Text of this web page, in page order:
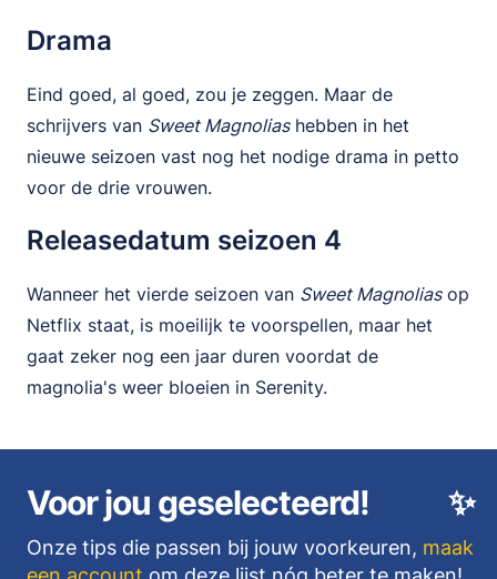
Drama
Eind goed, al goed, zou je zeggen. Maar de
schrijvers van Sweet Magnoliashebben in het
nieuwe seizoen vast nog het nodige drama in petto
voor de drie vrouwen.
Releasedatum seizoen 4
Wanneer het vierde seizoen van Sweet Magnoliasop
Netflix staat, is moeilijk te voorspellen, maar het
gaat zeker nog een jaar duren voordat de
magnolia's weer bloeien in Serenity.
✨
Voor jou geselecteerd!
Onze tips die passen bij jouw voorkeuren, maak